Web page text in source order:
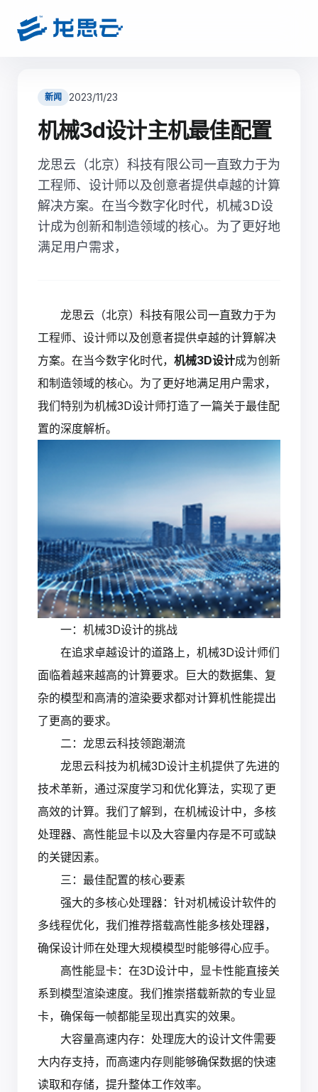
新闻 2023/11/23
机械3d设计主机最佳配置
龙思云（北京）科技有限公司一直致力于为
工程师、设计师以及创意者提供卓越的计算
解决方案。在当今数字化时代，机械3D设
计成为创新和制造领域的核心。为了更好地
满足用户需求，
龙思云（北京）科技有限公司一直致力于为
工程师、设计师以及创意者提供卓越的计算解决
方案。在当今数字化时代， 机械3D设计成为创新
和制造领域的核心。为了更好地满足用户需求，
我们特别为机械3D设计师打造了一篇关于最佳配
置的深度解析。
一：机械3D设计的挑战
在追求卓越设计的道路上，机械3D设计师们
面临着越来越高的计算要求。巨大的数据集、复
杂的模型和高清的渲染要求都对计算机性能提出
了更高的要求。
二：龙思云科技领跑潮流
龙思云科技为机械3D设计主机提供了先进的
技术革新，通过深度学习和优化算法，实现了更
高效的计算。我们了解到，在机械设计中，多核
处理器、高性能显卡以及大容量内存是不可或缺
的关键因素。
三：最佳配置的核心要素
强大的多核心处理器：针对机械设计软件的
多线程优化，我们推荐搭载高性能多核处理器，
确保设计师在处理大规模模型时能够得心应手。
高性能显卡：在3D设计中，显卡性能直接关
系到模型渲染速度。我们推崇搭载新款的专业显
卡，确保每一帧都能呈现出真实的效果。
大容量高速内存：处理庞大的设计文件需要
大内存支持，而高速内存则能够确保数据的快速
读取和存储，提升整体工作效率。